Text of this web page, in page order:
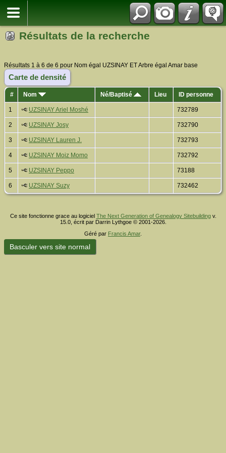
Résultats de la recherche
Résultats 1 à 6 de 6 pour Nom égal UZSINAY ET Arbre égal Amar base
Carte de densité
# Nom Né/Baptisé Lieu ID personne
1 UZSINAY Ariel Moshé 732789
2 UZSINAY Josy 732790
3 UZSINAY Lauren J. 732793
4 UZSINAY Moiz Momo 732792
5 UZSINAY Peppo 73188
6 UZSINAY Suzy 732462
Ce site fonctionne grace au logiciel The Next Generation of Genealogy Sitebuildingv.
15.0, écrit par Darrin Lythgoe © 2001-2026.
Géré par Francis Amar.
Basculer vers site normal